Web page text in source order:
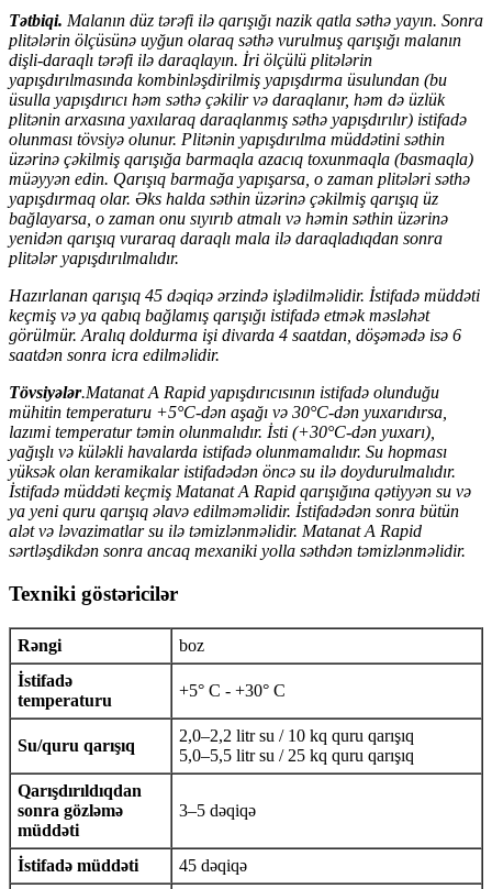
Tətbiqi. Malanın düz tərəfi ilə qarışığı nazik qatla səthə yayın. Sonra
plitələrin ölçüsünə uyğun olaraq səthə vurulmuş qarışığı malanın
dişli-daraqlı tərəfi ilə daraqlayın. İri ölçülü plitələrin
yapışdırılmasında kombinləşdirilmiş yapışdırma üsulundan (bu
üsulla yapışdırıcı həm səthə çəkilir və daraqlanır, həm də üzlük
plitənin arxasına yaxılaraq daraqlanmış səthə yapışdırılır) istifadə
olunması tövsiyə olunur. Plitənin yapışdırılma müddətini səthin
üzərinə çəkilmiş qarışığa barmaqla azacıq toxunmaqla (basmaqla)
müəyyən edin. Qarışıq barmağa yapışarsa, o zaman plitələri səthə
yapışdırmaq olar. Əks halda səthin üzərinə çəkilmiş qarışıq üz
bağlayarsa, o zaman onu sıyırıb atmalı və həmin səthin üzərinə
yenidən qarışıq vuraraq daraqlı mala ilə daraqladıqdan sonra
plitələr yapışdırılmalıdır.
Hazırlanan qarışıq 45 dəqiqə ərzində işlədilməlidir. İstifadə müddəti
keçmiş və ya qabıq bağlamış qarışığı istifadə etmək məsləhət
görülmür. Aralıq doldurma işi divarda 4 saatdan, döşəmədə isə 6
saatdən sonra icra edilməlidir.
Tövsiyələr.Matanat A Rapid yapışdırıcısının istifadə olunduğu
mühitin temperaturu +5°C-dən aşağı və 30°C-dən yuxarıdırsa,
lazımi temperatur təmin olunmalıdır. İsti (+30°C-dən yuxarı),
yağışlı və küləkli havalarda istifadə olunmamalıdır. Su hopması
yüksək olan keramikalar istifadədən öncə su ilə doydurulmalıdır.
İstifadə müddəti keçmiş Matanat A Rapid qarışığına qətiyyən su və
ya yeni quru qarışıq əlavə edilməməlidir. İstifadədən sonra bütün
alət və ləvazimatlar su ilə təmizlənməlidir. Matanat A Rapid
sərtləşdikdən sonra ancaq mexaniki yolla səthdən təmizlənməlidir.
Texniki göstəricilər
Rəngi
boz
İstifadə
temperaturu
+5° C - +30° C
Su/quru qarışıq
2,0–2,2 litr su / 10 kq quru qarışıq
5,0–5,5 litr su / 25 kq quru qarışıq
Qarışdırıldıqdan
sonra gözləmə
müddəti
3–5 dəqiqə
İstifadə müddəti
45 dəqiqə